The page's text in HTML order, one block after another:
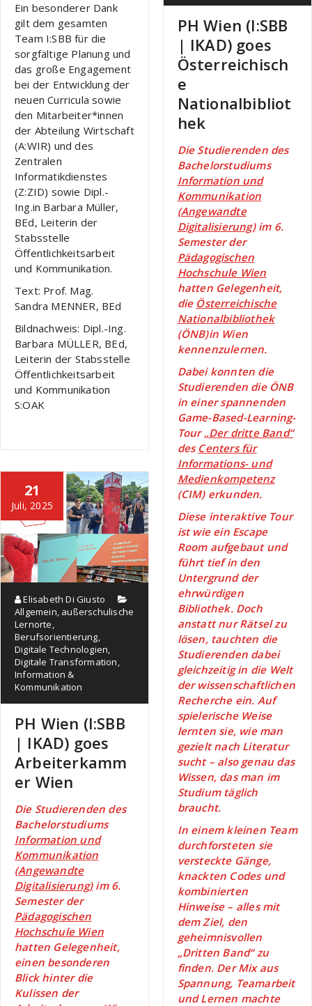
Ein besonderer Dank
gilt dem gesamten
Team I:SBB für die
sorgfältige Planung und
das große Engagement
bei der Entwicklung der
neuen Curricula sowie
den Mitarbeiter*innen
der Abteilung Wirtschaft
(A:WIR) und des
Zentralen
Informatikdienstes
(Z:ZID) sowie Dipl.-
Ing.in Barbara Müller,
BEd, Leiterin der
Stabsstelle
Öffentlichkeitsarbeit
und Kommunikation.
Text: Prof. Mag.
Sandra MENNER, BEd
Bildnachweis: Dipl.-Ing.
Barbara MÜLLER, BEd,
Leiterin der Stabsstelle
Öffentlichkeitsarbeit
und Kommunikation
S:OAK
21
Juli, 2025
Elisabeth Di Giusto
Allgemein, außerschulische
Lernorte,
Berufsorientierung,
Digitale Technologien,
Digitale Transformation,
Information &
Kommunikation
PH Wien (I:SBB
| IKAD) goes
Arbeiterkamm
er Wien
Die Studierenden des
Bachelorstudiums
Information und
Kommunikation
(Angewandte
Digitalisierung)im 6.
Semester der
Pädagogischen
Hochschule Wien
hatten Gelegenheit,
einen besonderen
Blick hinter die
Kulissen der
PH Wien (I:SBB
| IKAD) goes
Österreichisch
e
Nationalbibliot
hek
Die Studierenden des
Bachelorstudiums
Information und
Kommunikation
(Angewandte
Digitalisierung)im 6.
Semester der
Pädagogischen
Hochschule Wien
hatten Gelegenheit,
die Österreichische
Nationalbibliothek
(ÖNB)in Wien
kennenzulernen.
Dabei konnten die
Studierenden die ÖNB
in einer spannenden
Game-Based-Learning-
Tour „Der dritte Band“
des Centers für
Informations- und
Medienkompetenz
(CIM) erkunden.
Diese interaktive Tour
ist wie ein Escape
Room aufgebaut und
führt tief in den
Untergrund der
ehrwürdigen
Bibliothek. Doch
anstatt nur Rätsel zu
lösen, tauchten die
Studierenden dabei
gleichzeitig in die Welt
der wissenschaftlichen
Recherche ein. Auf
spielerische Weise
lernten sie, wie man
gezielt nach Literatur
sucht – also genau das
Wissen, das man im
Studium täglich
braucht.
In einem kleinen Team
durchforsteten sie
versteckte Gänge,
knackten Codes und
kombinierten
Hinweise – alles mit
dem Ziel, den
geheimnisvollen
„Dritten Band“ zu
finden. Der Mix aus
Spannung, Teamarbeit
und Lernen machte